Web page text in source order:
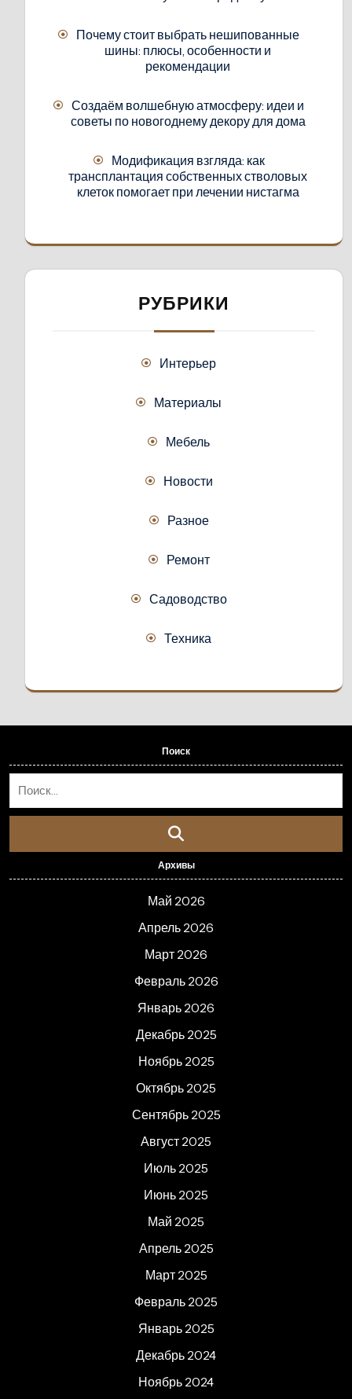
Почему стоит выбрать нешипованные
шины: плюсы, особенности и
рекомендации
Создаём волшебную атмосферу: идеи и
советы по новогоднему декору для дома
Модификация взгляда: как
трансплантация собственных стволовых
клеток помогает при лечении нистагма
РУБРИКИ
Интерьер
Материалы
Мебель
Новости
Разное
Ремонт
Садоводство
Техника
Поиск
Архивы
Май 2026
Апрель 2026
Март 2026
Февраль 2026
Январь 2026
Декабрь 2025
Ноябрь 2025
Октябрь 2025
Сентябрь 2025
Август 2025
Июль 2025
Июнь 2025
Май 2025
Апрель 2025
Март 2025
Февраль 2025
Январь 2025
Декабрь 2024
Ноябрь 2024